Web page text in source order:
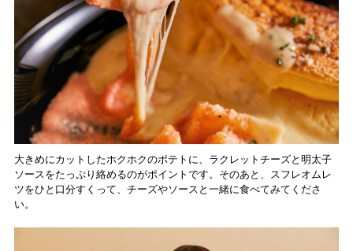
大きめにカットしたホクホクのポテトに、ラクレットチーズと明太子
ソースをたっぷり絡めるのがポイントです。そのあと、スフレオムレ
ツをひと口分すくって、チーズやソースと一緒に食べてみてくださ
い。